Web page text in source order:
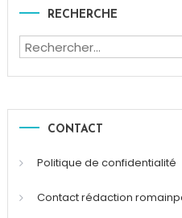
RECHERCHE
CONTACT
Politique de confidentialité
Contact rédaction